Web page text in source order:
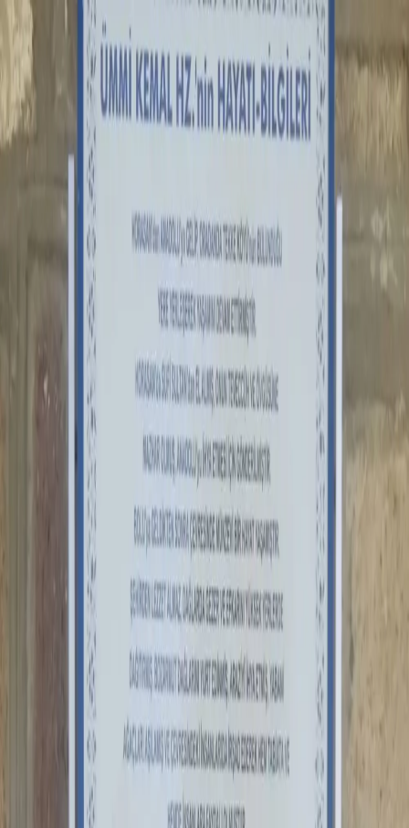
Peygamberler Sahabe-i Kiramlar
Evliyalar
Kutsal Mekanlar
Size En Yakın
Türbeler
Keşfet
Seyyid Ümmi Kemal Hz.
Merkez
Merkez
Bolu ili Seyyid Ümmi Kemal Hz. Türbesi
Ümmî Kemal Efendi Hazretleri, yöreyi İslamlaştırmak
için Buhara'dan gelen Alperenlerin büyüklerinden ve
İmam-ı Ali (k.v.) evlatlarından bir zat olup nesebi
Kerbelâ Şehidi Hazret-i Hüseyin (r.a.)'e dayandığı için
"Seyyid"dir. Gerede ulemasından meşhur Hacı Emin
Efendi'nin de yedinci batından büyük dedesidir. Asıl
adının İsmail olduğu anlaşılmaktadır. Diğer Horasan
Alperenleri gibi, o da görevli olarak Anadolu'ya fetih ve
irşad için gönderilmiş ve bilahare Bolu'nun Işıklar
köyüne yerleşmiştir. Yöre halkı, halen devam etmekte
olan tasarruf ve kerametlerinden söz
etmektedirler. Türbesi, Işık'lar Köyü'ndedir.